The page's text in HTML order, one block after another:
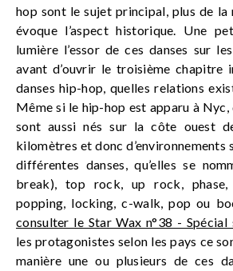
hop sont le sujet principal, plus de la
évoque l’aspect historique. Une
lumière l’essor de ces danses sur
avant d’ouvrir le troisième
danses hip-hop, quelles relations
Même si le hip-hop est apparu à Nyc,
sont aussi nés sur la côte ouest
kilomètres et donc d’environnements
différentes danses, qu’elles se
break), top rock, up rock,
popping, locking, c-walk, pop ou
consulter le Star Wax n°38 - Spécial
les protagonistes selon les pays ce
manière une ou plusieurs de ces